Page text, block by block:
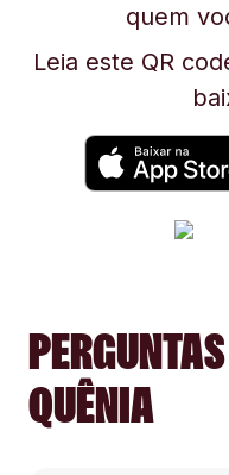
quem
Leia este QR
QUÊNIA